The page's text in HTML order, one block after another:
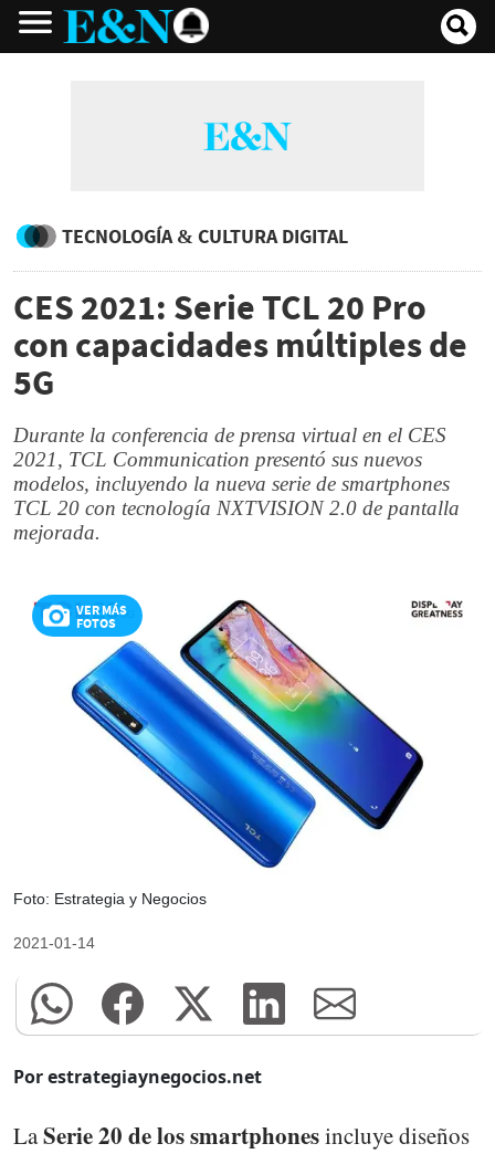
TECNOLOGÍA & CULTURA DIGITAL
CES 2021: Serie TCL 20 Pro
con capacidades múltiples de
5G
Durante la conferencia de prensa virtual en el CES
2021, TCL Communication presentó sus nuevos
modelos, incluyendo la nueva serie de smartphones
TCL 20 con tecnología NXTVISION 2.0 de pantalla
mejorada.
VER MÁS
FOTOS
Foto: Estrategia y Negocios
2021-01-14
Por estrategiaynegocios.net
LaSerie 20 de los smartphonesincluye diseños